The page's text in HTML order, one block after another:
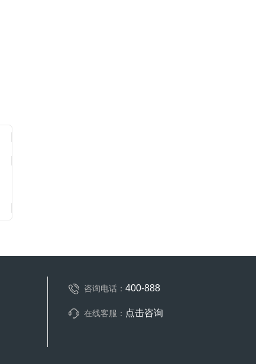
咨询电话： 400-888
在线客服： 点击咨询